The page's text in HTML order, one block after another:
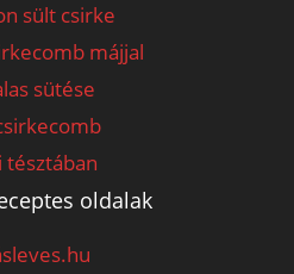
sült csirke
májjal
sütése
tésztában
oldalak